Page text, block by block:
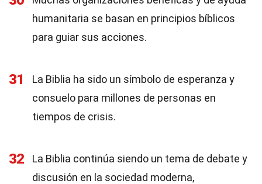
humanitaria se basan en principios bíblicos
para guiar sus acciones.
31
La Biblia ha sido un símbolo de esperanza y
consuelo para millones de personas en
tiempos de crisis.
32
La Biblia continúa siendo un tema de debate y
discusión en la sociedad moderna,